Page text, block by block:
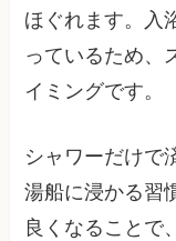
ほぐれます。入
っているため、
イミングです。
シャワーだけで
湯船に浸かる習
良くなることで